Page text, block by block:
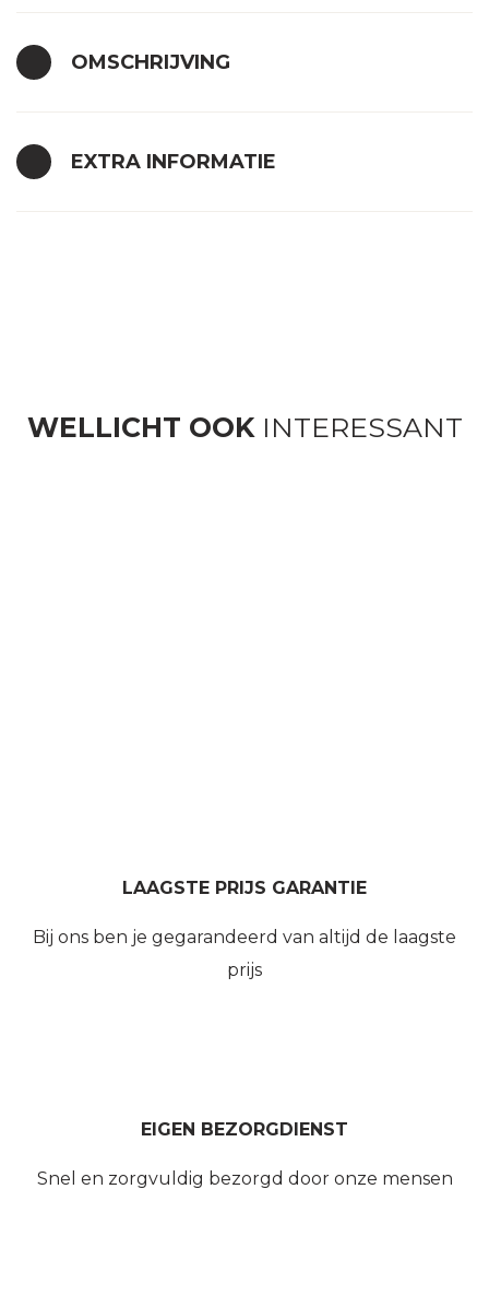
OMSCHRIJVING
EXTRA INFORMATIE
WELLICHT OOKINTERESSANT
LAAGSTE PRIJS GARANTIE
Bij ons ben je gegarandeerd van altijd de laagste
prijs
EIGEN BEZORGDIENST
Snel en zorgvuldig bezorgd door onze mensen